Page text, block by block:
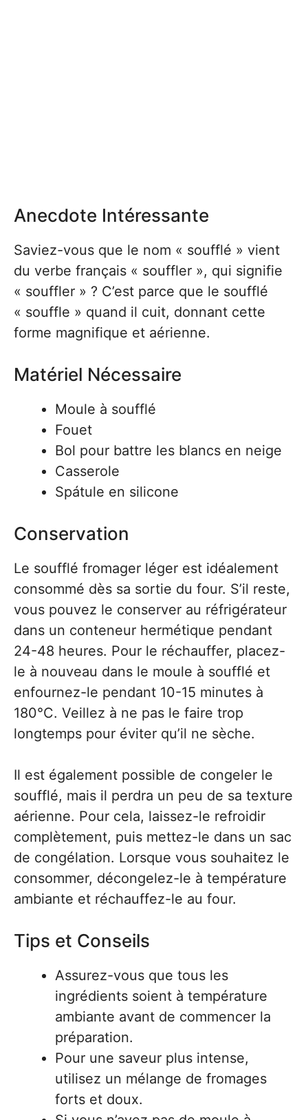
Anecdote Intéressante
Saviez-vous que le nom « soufflé » vient
du verbe français « souffler », qui signifie
« souffler » ? C’est parce que le soufflé
« souffle » quand il cuit, donnant cette
forme magnifique et aérienne.
Matériel Nécessaire
Moule à soufflé
Fouet
Bol pour battre les blancs en neige
Casserole
Spátule en silicone
Conservation
Le soufflé fromager léger est idéalement
consommé dès sa sortie du four. S’il reste,
vous pouvez le conserver au réfrigérateur
dans un conteneur hermétique pendant
24-48 heures. Pour le réchauffer, placez-
le à nouveau dans le moule à soufflé et
enfournez-le pendant 10-15 minutes à
180°C. Veillez à ne pas le faire trop
longtemps pour éviter qu’il ne sèche.
Il est également possible de congeler le
soufflé, mais il perdra un peu de sa texture
aérienne. Pour cela, laissez-le refroidir
complètement, puis mettez-le dans un sac
de congélation. Lorsque vous souhaitez le
consommer, décongelez-le à température
ambiante et réchauffez-le au four.
Tips et Conseils
Assurez-vous que tous les
ingrédients soient à température
ambiante avant de commencer la
préparation.
Pour une saveur plus intense,
utilisez un mélange de fromages
forts et doux.